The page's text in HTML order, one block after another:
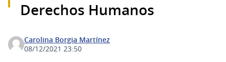
Derechos Humanos
Carolina Borgia Martínez
08/12/2021 23:50